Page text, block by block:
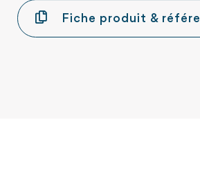
Fiche produit &